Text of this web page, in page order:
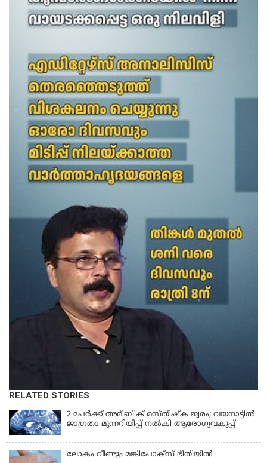
RELATED STORIES
2 പേർക്ക് അമീബിക് മസ്തിഷ്ക ജ്വരം; വയനാട്ടിൽ
ജാഗ്രതാ മുന്നറിയിപ്പ് നൽകി ആരോഗ്യവകുപ്പ്
ലോകം വീണ്ടും മങ്കിപോക്സ് ഭീതിയിൽ